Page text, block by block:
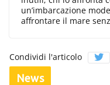
un’imbarcazione
affrontare il mare
Condividi l'articolo
News